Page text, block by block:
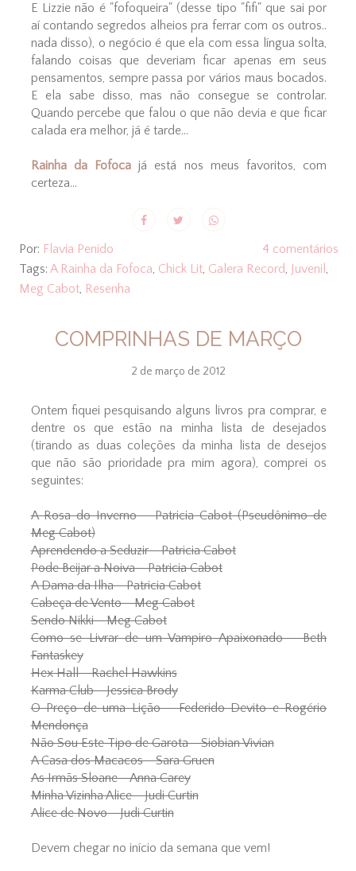
E Lizzie não é "fofoqueira" (desse tipo "fifi" que sai por
aí contando segredos alheios pra ferrar com os outros..
nada disso), o negócio é que ela com essa língua solta,
falando coisas que deveriam ficar apenas em seus
pensamentos, sempre passa por vários maus bocados.
E ela sabe disso, mas não consegue se controlar.
Quando percebe que falou o que não devia e que ficar
calada era melhor, já é tarde...
Rainha da Fofocajá está nos meus favoritos, com
certeza...
Por: Flavia Penido
4 comentários
Tags: A Rainha da Fofoca, Chick Lit, Galera Record, Juvenil ,
Meg Cabot, Resenha
COMPRINHAS DE MARÇO
2 de março de 2012
Ontem fiquei pesquisando alguns livros pra comprar, e
dentre os que estão na minha lista de desejados
(tirando as duas coleções da minha lista de desejos
que não são prioridade pra mim agora), comprei os
seguintes:
A Rosa do Inverno - Patricia Cabot (Pseudônimo de
Meg Cabot)
Aprendendo a Seduzir - Patricia Cabot
Pode Beijar a Noiva - Patricia Cabot
A Dama da Ilha - Patricia Cabot
Cabeça de Vento - Meg Cabot
Sendo Nikki - Meg Cabot
Como se Livrar de um Vampiro Apaixonado - Beth
Fantaskey
Hex Hall - Rachel Hawkins
Karma Club - Jessica Brody
O Preço de uma Lição - Federido Devito e Rogério
Mendonça
Não Sou Este Tipo de Garota - Siobian Vivian
A Casa dos Macacos - Sara Gruen
As Irmãs Sloane - Anna Carey
Minha Vizinha Alice - Judi Curtin
Alice de Novo - Judi Curtin
Devem chegar no início da semana que vem!